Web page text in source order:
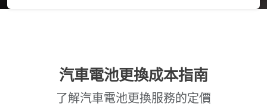
汽車電池更換成本指南
了解汽車電池更換服務的定價